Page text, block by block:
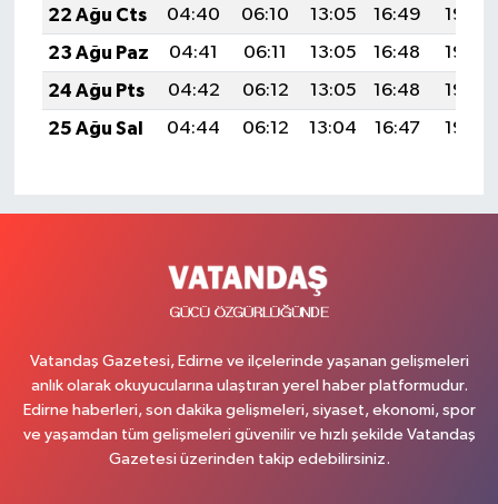
22 Ağu Cts
04:40 06:10 13:05 16:49
19:50
23 Ağu Paz
04:41 06:11 13:05 16:48
19:49
24 Ağu Pts
04:42 06:12 13:05 16:48
19:48
25 Ağu Sal
04:44 06:12 13:04 16:47 19:46
Vatandaş Gazetesi, Edirne ve ilçelerinde yaşanan gelişmeleri
anlık olarak okuyucularına ulaştıran yerel haber platformudur.
Edirne haberleri, son dakika gelişmeleri, siyaset, ekonomi, spor
ve yaşamdan tüm gelişmeleri güvenilir ve hızlı şekilde Vatandaş
Gazetesi üzerinden takip edebilirsiniz.